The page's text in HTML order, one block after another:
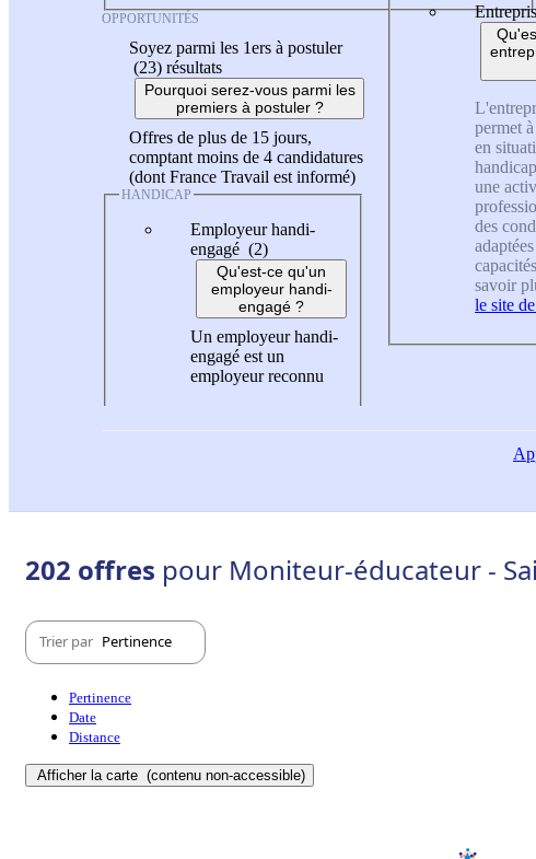
OPPORTUNITÉS
Soyez parmi les 1ers à postuler
(23) résultats
Pourquoi serez-vous parmi les
premiers à postuler ?
Offres de plus de 15 jours,
comptant moins de 4 candidatures
(dont France Travail est informé)
HANDICAP
Employeur handi-
engagé (2)
Qu'est-ce qu'un
employeur handi-
engagé ?
Un employeur handi-
engagé est un
employeur reconnu
permet
en
une
des
savoir
le site
202 offres pour Moniteur-éducateur -
Trier par Pertinence
Pertinence
Date
Distance
Afficher la carte (contenu non-accessible)